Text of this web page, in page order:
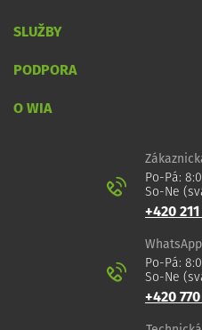
SLUŽBY
PODPORA
O WIA
Po-Pá:
So-Ne
+420 211
Po-Pá:
So-Ne
+420